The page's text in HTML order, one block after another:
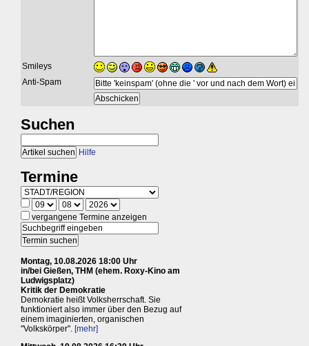
Smileys
Anti-Spam
Suchen
Hilfe
Termine
vergangene Termine anzeigen
Montag, 10.08.2026 18:00 Uhr
in/bei Gießen, THM (ehem. Roxy-Kino am
Ludwigsplatz)
Kritik der Demokratie
Demokratie heißt Volksherrschaft. Sie
funktioniert also immer über den Bezug auf
einem imaginierten, organischen
"Volkskörper". [mehr]